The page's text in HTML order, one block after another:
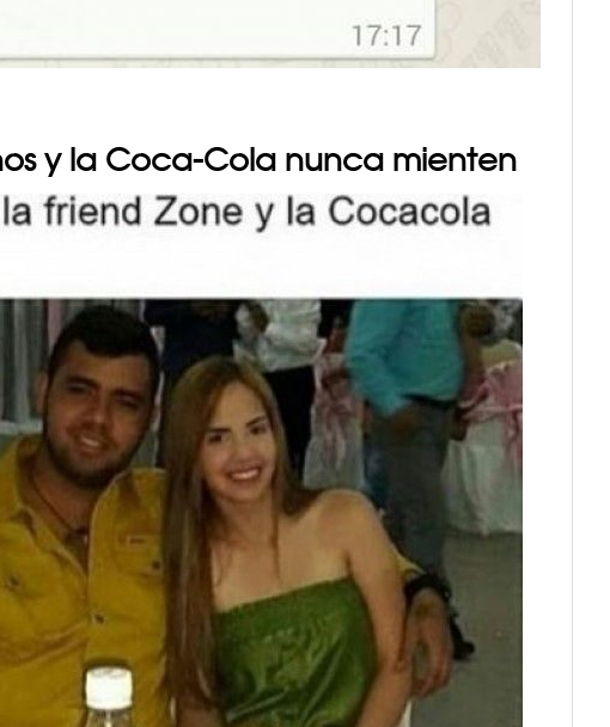
y la Coca-Cola nunca mienten